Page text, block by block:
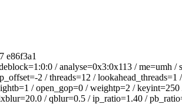
/ analyse=0x3:0x113 / me=umh /
2 / threads=12 /
/ open_gop=0 / weightp=2 /
/ qblur=0.5 / ip_ratio=1.40 /